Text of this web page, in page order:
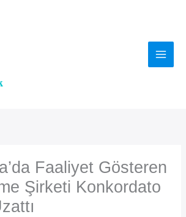
Faaliyet Gösteren
Şirketi Konkordato